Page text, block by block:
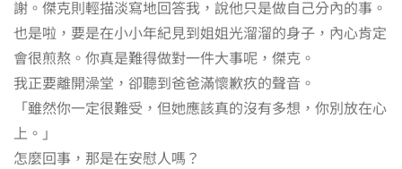
謝。傑克則輕描淡寫地回答我，說他只是做自己分內的事。
也是啦，要是在小小年紀見到姐姐光溜溜的身子，內心肯定
會很煎熬。你真是難得做對一件大事呢，傑克。
我正要離開澡堂，卻聽到爸爸滿懷歉疚的聲音。
「雖然你一定很難受，但她應該真的沒有多想，你別放在心
上。」
怎麼回事，那是在安慰人嗎？